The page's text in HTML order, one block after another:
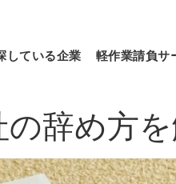
している企業 軽作業請負サ
の辞め方